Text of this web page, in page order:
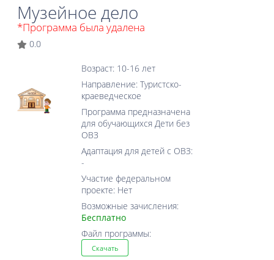
Музейное дело
*Программа была удалена
0.0
Возраст: 10-16 лет
Направление: Туристcко-
краеведческое
Программа предназначена
для обучающихся Дети без
ОВЗ
Адаптация для детей с ОВЗ:
-
Участие федеральном
проекте: Нет
Возможные зачисления:
Бесплатно
Файл программы:
Скачать